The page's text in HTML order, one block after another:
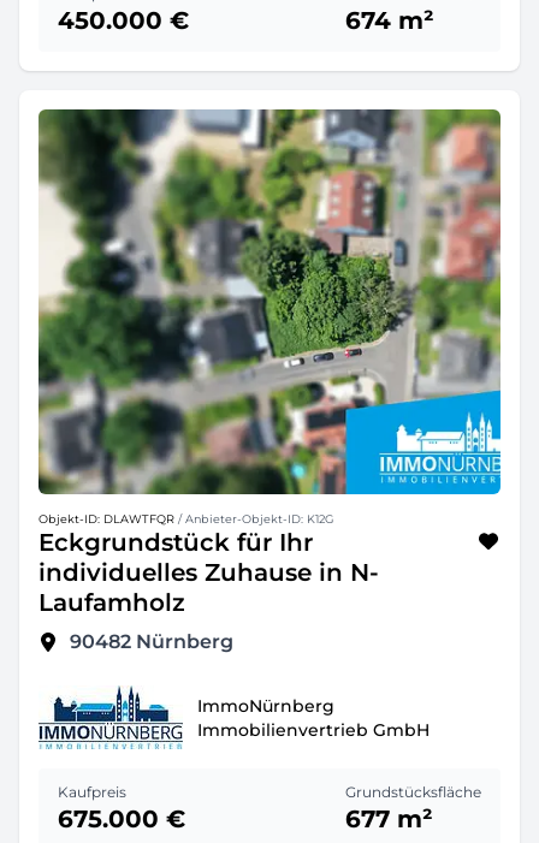
450.000 € 674 m²
Objekt-ID: DLAWTFQR / Anbieter-Objekt-ID: K12G
Eckgrundstück für Ihr
individuelles Zuhause in N-
Laufamholz
90482 Nürnberg
ImmoNürnberg
Immobilienvertrieb GmbH
Kaufpreis
675.000 €
Grundstücksfläche
677 m²